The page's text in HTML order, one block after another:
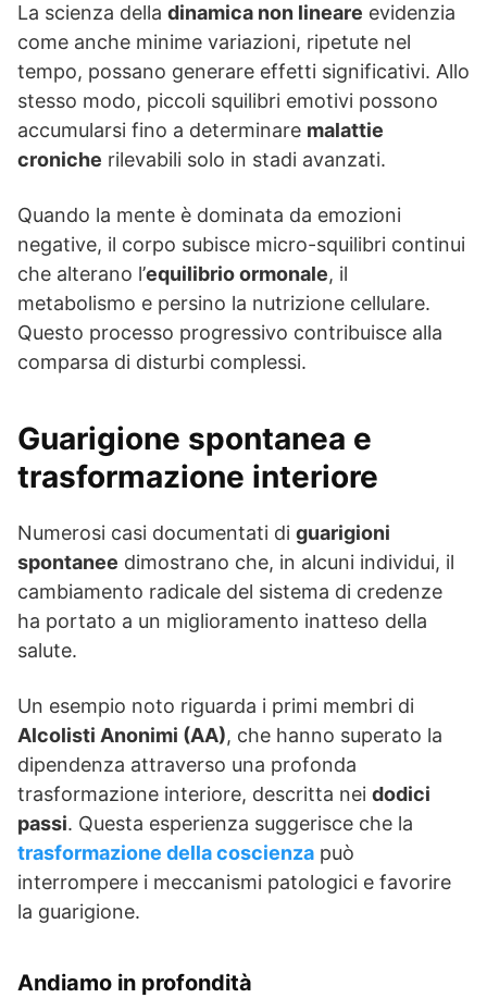
La scienza della dinamica non lineare evidenzia
come anche minime variazioni, ripetute nel
tempo, possano generare effetti significativi. Allo
stesso modo, piccoli squilibri emotivi possono
accumularsi fino a determinare malattie
croniche rilevabili solo in stadi avanzati.
Quando la mente è dominata da emozioni
negative, il corpo subisce micro-squilibri continui
che alterano l’equilibrio ormonale, il
metabolismo e persino la nutrizione cellulare.
Questo processo progressivo contribuisce alla
comparsa di disturbi complessi.
Guarigione spontanea e
trasformazione interiore
Numerosi casi documentati di guarigioni
spontanee dimostrano che, in alcuni individui, il
cambiamento radicale del sistema di credenze
ha portato a un miglioramento inatteso della
salute.
Un esempio noto riguarda i primi membri di
Alcolisti Anonimi (AA), che hanno superato la
dipendenza attraverso una profonda
trasformazione interiore, descritta nei dodici
passi. Questa esperienza suggerisce che la
trasformazione della coscienza può
interrompere i meccanismi patologici e favorire
la guarigione.
Andiamo in profondità